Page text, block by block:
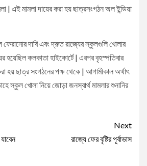
| এই মামলা দায়ের করা হয় ছাত্রসংগঠন অল ইন্ডিয়া
দাবি এবং দ্রুত রাজ্যের স্কুলগুলি খোলার
হয়েছিল কলকাতা হাইকোর্টে | এরপর বৃহস্পতিবার
হয় ছাত্র সংগঠনের পক্ষ থেকে | আগামীকাল অর্থাৎ
স্কুল খোলা নিয়ে জোড়া জনস্বার্থ মামলার শুনানির
Next
রাজ্যে ফের বৃষ্টির পূর্বাভাস